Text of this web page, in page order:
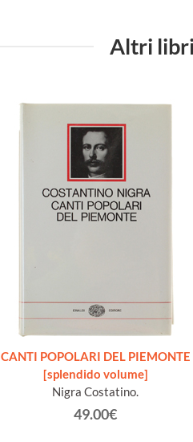
Altri
CANTI POPOLARI DEL PIEMONTE
[splendido volume]
Nigra Costatino.
49.00€